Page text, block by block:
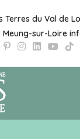
du Val de
Meung-sur-Loire